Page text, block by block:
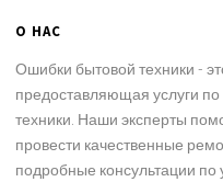
О НАС
Ошибки бытовой техники -
предоставляющая услуги
техники. Наши эксперты
провести качественные
подробные консультации по